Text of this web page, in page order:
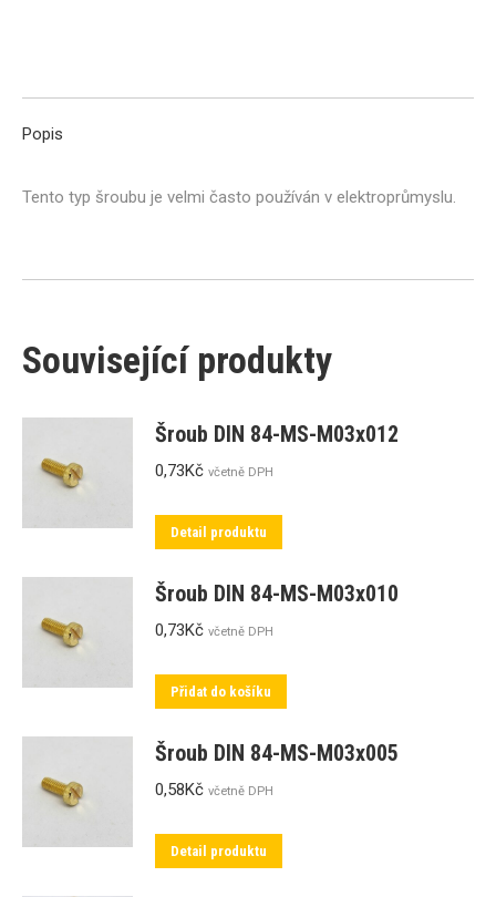
Popis
Tento typ šroubu je velmi často používán v elektroprůmyslu.
Související produkty
Šroub DIN 84-MS-M03x012
0,73Kč včetně DPH
Detail produktu
Šroub DIN 84-MS-M03x010
0,73Kč včetně DPH
Přidat do košíku
Šroub DIN 84-MS-M03x005
0,58Kč včetně DPH
Detail produktu